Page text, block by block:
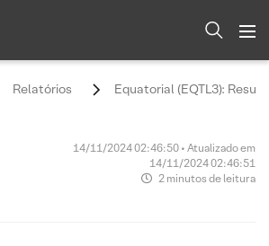
Relatórios Equatorial (EQTL3):
14/11/2024 02:46:50 • Atualizado em
14/11/2024 02:46:51
2 minutos de leitura